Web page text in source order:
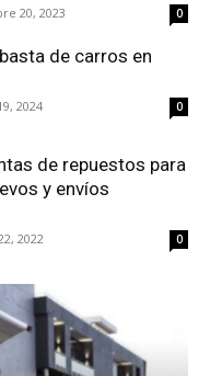
20, 2023 0
de carros en
2024 0
de repuestos para
y envíos
2022 0